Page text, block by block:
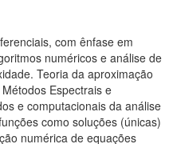
com ênfase em
numéricos e análise de
Teoria da aproximação
Espectrais e
e computacionais da análise
como soluções (únicas)
numérica de equações